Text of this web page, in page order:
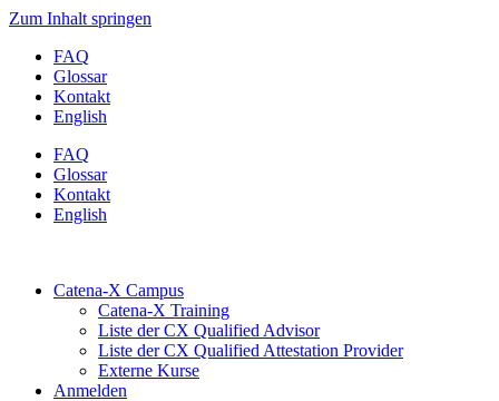
Zum Inhalt springen
FAQ
Glossar
Kontakt
English
FAQ
Glossar
Kontakt
English
Catena-X Campus
Catena-X Training
Liste der CX Qualified Advisor
Liste der CX Qualified Attestation Provider
Externe Kurse
Anmelden